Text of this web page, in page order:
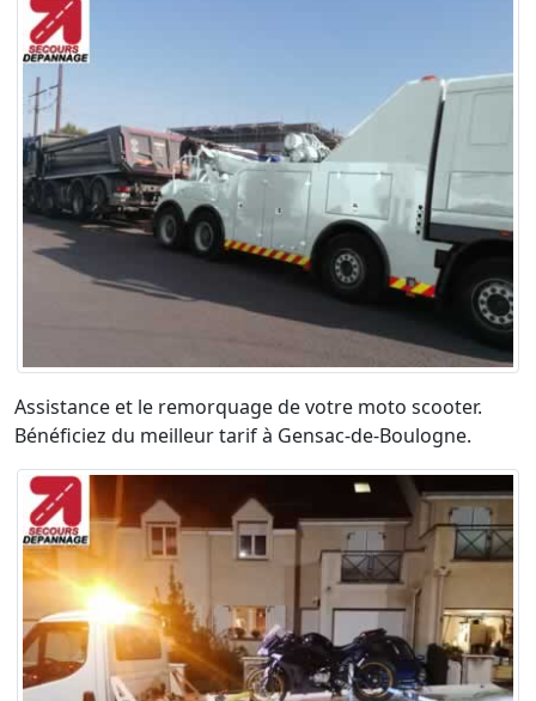
Assistance et le remorquage de votre moto scooter.
Bénéficiez du meilleur tarif à Gensac-de-Boulogne.